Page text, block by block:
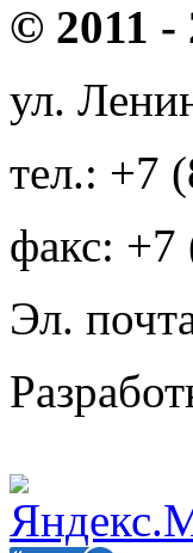
© 2011 -
ул.
тел.: +7
факс:
Эл.